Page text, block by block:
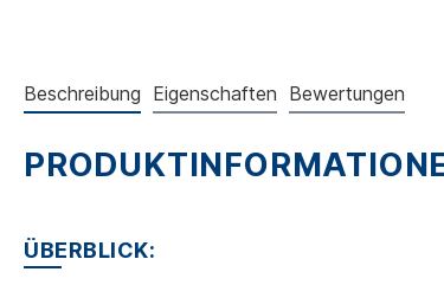
Beschreibung Eigenschaften Bewertungen
ÜBERBLICK: